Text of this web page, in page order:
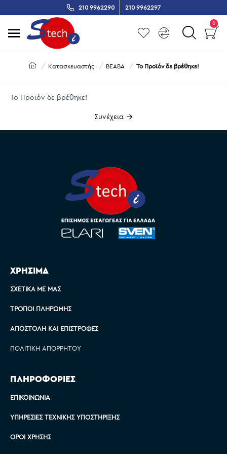
210 9962290 210 9962297
0
Κατασκευαστής BEABA Το Προϊόν δε βρέθηκε!
Το Προϊόν δε βρέθηκε!
Συνέχεια
ΧΡΗΣΙΜΑ
ΣΧΕΤΙΚΆ ΜΕ ΜΑΣ
ΤΡΌΠΟΙ ΠΛΗΡΩΜΉΣ
ΑΠΟΣΤΟΛΉ ΚΑΙ ΕΠΙΣΤΡΟΦΈΣ
ΠΟΛΙΤΙΚΉ ΑΠΟΡΡΉΤΟΥ
ΠΛΗΡΟΦΟΡΙΕΣ
ΕΠΙΚΟΙΝΩΝΊΑ
ΥΠΗΡΕΣΊΕΣ ΤΕΧΝΙΚΉΣ ΥΠΟΣΤΉΡΙΞΗΣ
ΌΡΟΙ ΧΡΉΣΗΣ